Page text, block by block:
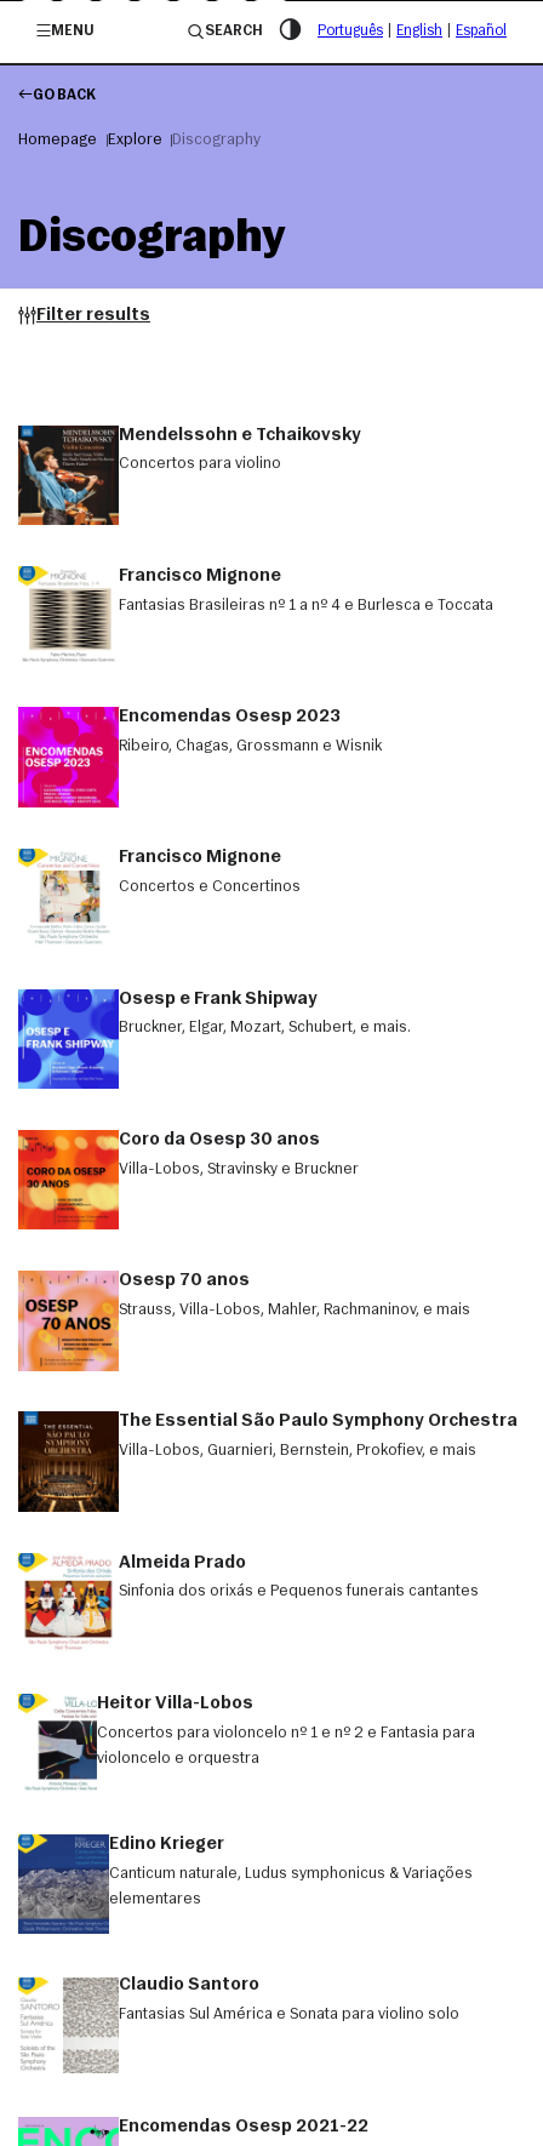
/governosp
MENU
SEARCH Português English Español
GO BACK
Homepage Explore Discography
Discography
Filter results
Mendelssohn e Tchaikovsky
Concertos para violino
Francisco Mignone
Fantasias Brasileiras nº 1 a nº 4 e Burlesca e Toccata
Encomendas Osesp 2023
Ribeiro, Chagas, Grossmann e Wisnik
Francisco Mignone
Concertos e Concertinos
Osesp e Frank Shipway
Bruckner, Elgar, Mozart, Schubert, e mais.
Coro da Osesp 30 anos
Villa-Lobos, Stravinsky e Bruckner
Osesp 70 anos
Strauss, Villa-Lobos, Mahler, Rachmaninov, e mais
The Essential São Paulo Symphony Orchestra
Villa-Lobos, Guarnieri, Bernstein, Prokofiev, e mais
Almeida Prado
Sinfonia dos orixás e Pequenos funerais cantantes
Heitor Villa-Lobos
Concertos para violoncelo nº 1 e nº 2 e Fantasia para
violoncelo e orquestra
Edino Krieger
Canticum naturale, Ludus symphonicus & Variações
elementares
Claudio Santoro
Fantasias Sul América e Sonata para violino solo
Encomendas Osesp 2021-22